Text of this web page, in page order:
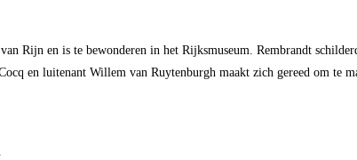
Rijn en is te bewonderen in het Rijksmuseum. Rembrandt
en luitenant Willem van Ruytenburgh maakt zich gereed om